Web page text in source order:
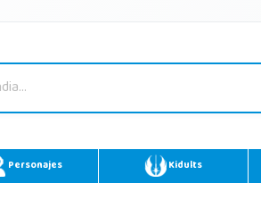
Personajes Kidults